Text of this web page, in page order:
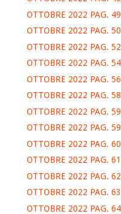
OTTOBRE 2022 PAG.
OTTOBRE 2022 PAG.
OTTOBRE 2022 PAG.
OTTOBRE 2022 PAG.
OTTOBRE 2022 PAG.
OTTOBRE 2022 PAG.
OTTOBRE 2022 PAG.
OTTOBRE 2022 PAG.
OTTOBRE 2022 PAG.
OTTOBRE 2022 PAG.
OTTOBRE 2022 PAG.
OTTOBRE 2022 PAG.
OTTOBRE 2022 PAG.